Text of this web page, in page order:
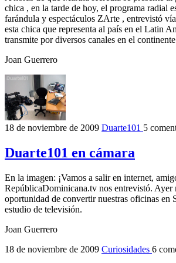
chica , en la tarde de hoy, el programa radial
farándula y espectáculos ZArte , entrevistó
esta chica que representa al país en el Latin
transmite por diversos canales en el
Joan Guerrero
18 de noviembre de 2009 Duarte101 5
Duarte101 en cámara
En la imagen: ¡Vamos a salir en internet,
RepúblicaDominicana.tv nos entrevistó. Ayer
oportunidad de convertir nuestras oficinas en
estudio de televisión.
Joan Guerrero
18 de noviembre de 2009 Curiosidades 6